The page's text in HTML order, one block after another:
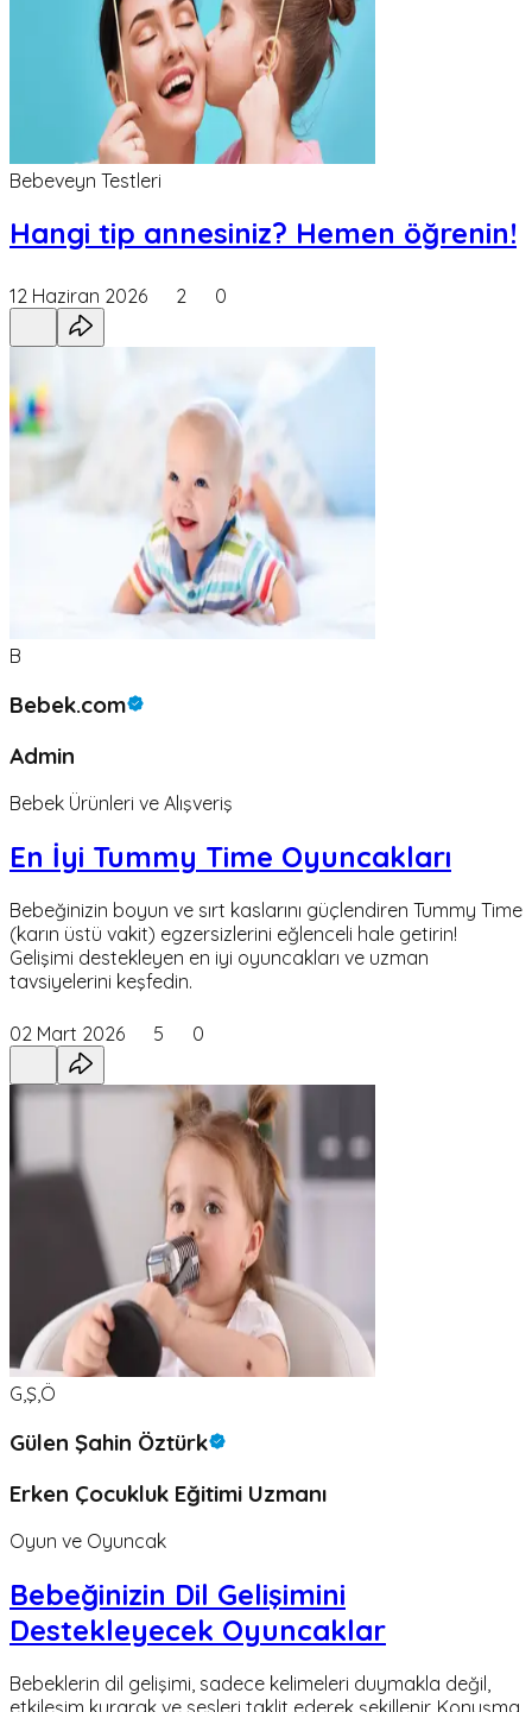
Bebeveyn Testleri
Hangi tip annesiniz? Hemen öğrenin!
12 Haziran 2026 2 0
B
Bebek.com
Admin
Bebek Ürünleri ve Alışveriş
En İyi Tummy Time Oyuncakları
Bebeğinizin boyun ve sırt kaslarını güçlendiren Tummy Time
(karın üstü vakit) egzersizlerini eğlenceli hale getirin!
Gelişimi destekleyen en iyi oyuncakları ve uzman
tavsiyelerini keşfedin.
02 Mart 2026 5 0
G,Ş,Ö
Gülen Şahin Öztürk
Erken Çocukluk Eğitimi Uzmanı
Oyun ve Oyuncak
Bebeğinizin Dil Gelişimini
Destekleyecek Oyuncaklar
Bebeklerin dil gelişimi, sadece kelimeleri duymakla değil,